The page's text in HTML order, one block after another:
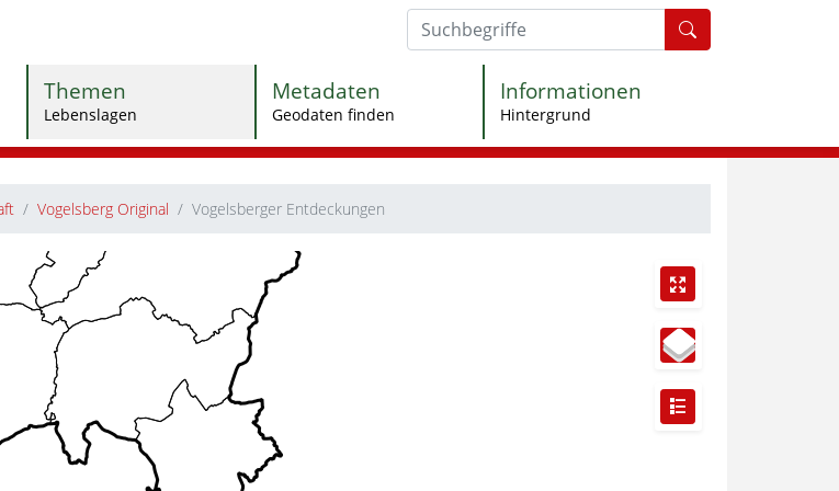
Themen
Lebenslagen
Metadaten
Geodaten finden
Informationen
Hintergrund
Vogelsberg Original Vogelsberger Entdeckungen